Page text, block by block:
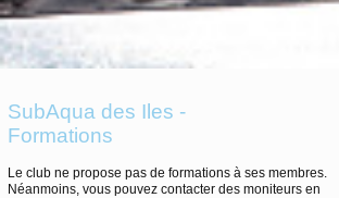
SubAqua des Iles -
Formations
Le club ne propose pas de formations à ses membres.
Néanmoins, vous pouvez contacter des moniteurs en